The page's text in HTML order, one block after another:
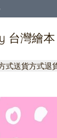
台灣繪本
式送貨方式退